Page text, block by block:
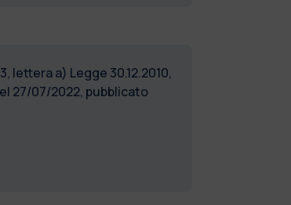
lettera a) Legge 30.12.2010,
27/07/2022, pubblicato